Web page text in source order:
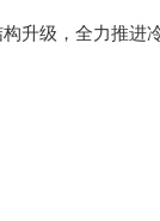
升级，全力推进